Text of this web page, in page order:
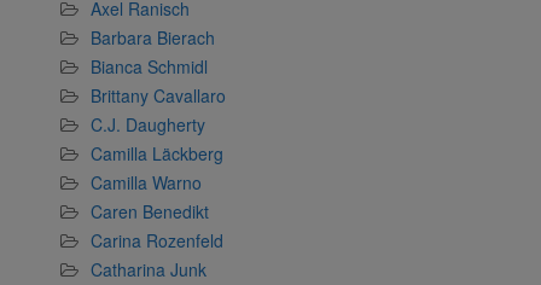
Axel Ranisch
Barbara Bierach
Bianca Schmidl
Brittany Cavallaro
C.J. Daugherty
Camilla Läckberg
Camilla Warno
Caren Benedikt
Carina Rozenfeld
Catharina Junk